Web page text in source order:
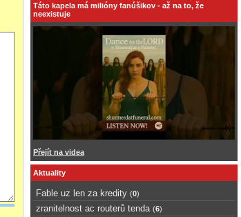
Táto kapela má milióny fanúšikov - až na to, že
neexistuje
Přejít na videa
Aktuality
Fable uz len za kredity (0)
zranitelnost ac routerů tenda (6)